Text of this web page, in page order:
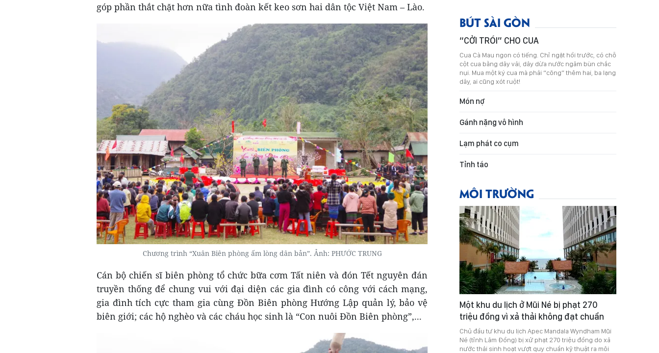
góp phần thắt chặt hơn nữa tình đoàn kết keo sơn hai dân tộc Việt Nam – Lào.
Chương trình “Xuân Biên phòng ấm lòng dân bản”. Ảnh: PHƯỚC TRUNG
Cán bộ chiến sĩ biên phòng tổ chức bữa cơm Tất niên và đón Tết nguyên đán
truyền thống để chung vui với đại diện các gia đình có công với cách mạng,
gia đình tích cực tham gia cùng Đồn Biên phòng Hướng Lập quản lý, bảo vệ
biên giới; các hộ nghèo và các cháu học sinh là “Con nuôi Đồn Biên phòng”,...
BÚT SÀI GÒN
“CỞI TRÓI” CHO CUA
Cua Cà Mau ngon có tiếng. Chỉ ngặt hồi trước, có chỗ
cột cua bằng dây vải, dây dừa nước ngâm bùn chắc
nụi. Mua một ký cua mà phải “cõng” thêm hai, ba lạng
dây, ai cũng xót ruột!
Món nợ
Gánh nặng vô hình
Lạm phát co cụm
Tỉnh táo
MÔI TRƯỜNG
Một khu du lịch ở Mũi Né bị phạt 270
triệu đồng vì xả thải không đạt chuẩn
Chủ đầu tư khu du lịch Apec Mandala Wyndham Mũi
Né (tỉnh Lâm Đồng) bị xử phạt 270 triệu đồng do xả
nước thải sinh hoạt vượt quy chuẩn kỹ thuật ra môi